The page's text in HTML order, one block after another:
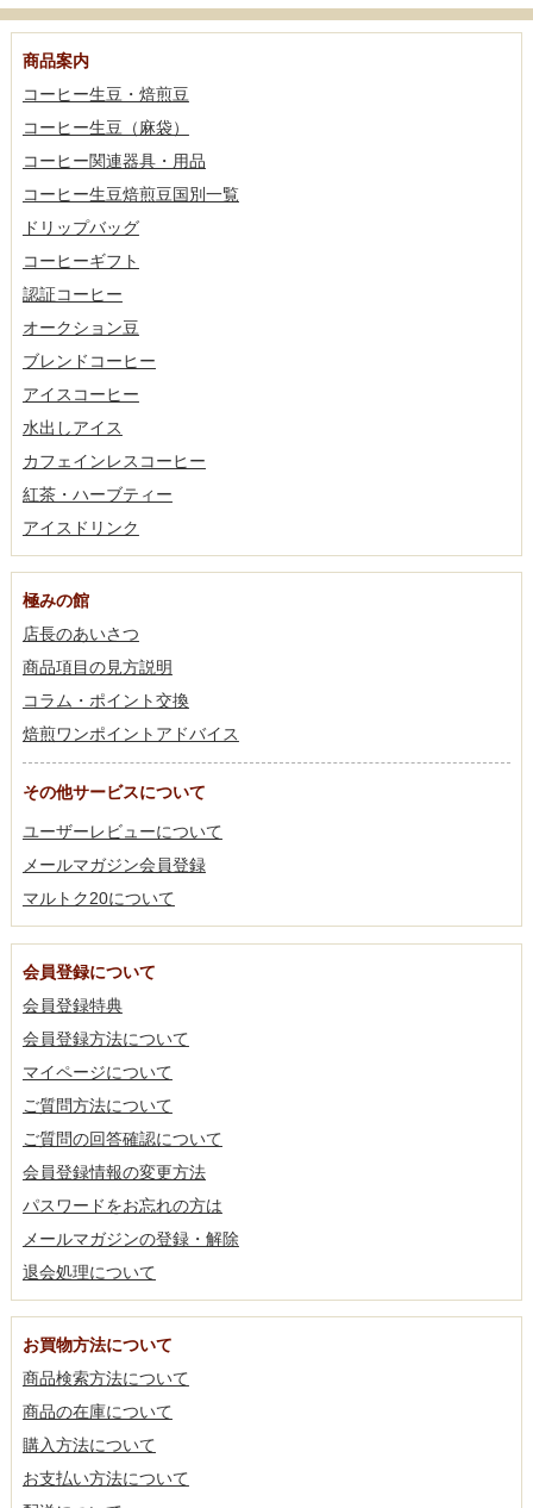
商品案内
コーヒー生豆・焙煎豆
コーヒー生豆（麻袋）
コーヒー関連器具・用品
コーヒー生豆焙煎豆国別一覧
ドリップバッグ
コーヒーギフト
認証コーヒー
オークション豆
ブレンドコーヒー
アイスコーヒー
水出しアイス
カフェインレスコーヒー
紅茶・ハーブティー
アイスドリンク
極みの館
店長のあいさつ
商品項目の見方説明
コラム・ポイント交換
焙煎ワンポイントアドバイス
その他サービスについて
ユーザーレビューについて
メールマガジン会員登録
マルトク20について
会員登録について
会員登録特典
会員登録方法について
マイページについて
ご質問方法について
ご質問の回答確認について
会員登録情報の変更方法
パスワードをお忘れの方は
メールマガジンの登録・解除
退会処理について
お買物方法について
商品検索方法について
商品の在庫について
購入方法について
お支払い方法について